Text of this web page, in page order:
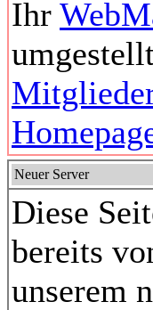
Ihr
Neuer Server
Diese
bereits
unserem